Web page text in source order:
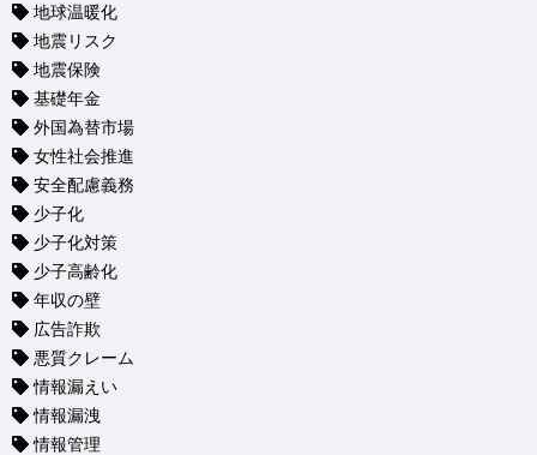
地球温暖化
地震リスク
地震保険
基礎年金
外国為替市場
女性社会推進
安全配慮義務
少子化
少子化対策
少子高齢化
年収の壁
広告詐欺
悪質クレーム
情報漏えい
情報漏洩
情報管理